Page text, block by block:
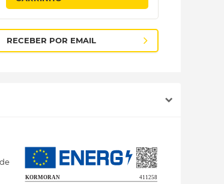
RECEBER POR EMAIL